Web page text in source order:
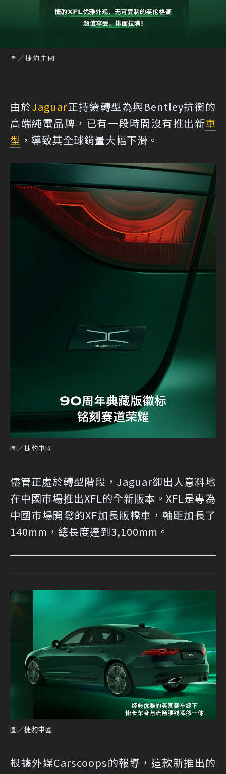
圖／捷豹中國
由於Jaguar正持續轉型為與Bentley抗衡的
高端純電品牌，已有一段時間沒有推出新車
型 ，導致其全球銷量大幅下滑。
圖／捷豹中國
儘管正處於轉型階段，Jaguar卻出人意料地
在中國市場推出XFL的全新版本。XFL是專為
中國市場開發的XF加長版轎車，軸距加長了
140mm，總長度達到3,100mm。
圖／捷豹中國
根據外媒Carscoops的報導 ，這款新推出的